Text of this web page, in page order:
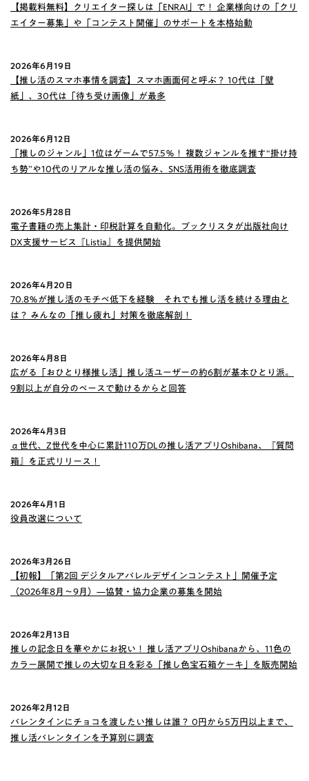
【掲載料無料】クリエイター探しは「ENRAI」で！ 企業様向けの「クリ
エイター募集」や「コンテスト開催」のサポートを本格始動
2026年6月19日
【推し活のスマホ事情を調査】スマホ画面何と呼ぶ？ 10代は「壁
紙」、30代は「待ち受け画像」が最多
2026年6月12日
「推しのジャンル」1位はゲームで57.5％！ 複数ジャンルを推す“掛け持
ち勢”や10代のリアルな推し活の悩み、SNS活用術を徹底調査
2026年5月28日
電子書籍の売上集計・印税計算を自動化。ブックリスタが出版社向け
DX支援サービス『Listia』を提供開始
2026年4月20日
70.8％が推し活のモチベ低下を経験 それでも推し活を続ける理由と
は？ みんなの「推し疲れ」対策を徹底解剖！
2026年4月8日
広がる「おひとり様推し活」推し活ユーザーの約6割が基本ひとり派。
9割以上が自分のペースで動けるからと回答
2026年4月3日
α世代、Z世代を中心に累計110万DLの推し活アプリOshibana、『質問
箱』を正式リリース！
2026年4月1日
役員改選について
2026年3月26日
【初報】「第2回 デジタルアパレルデザインコンテスト」開催予定
（2026年8月〜9月）—協賛・協力企業の募集を開始
2026年2月13日
推しの記念日を華やかにお祝い！ 推し活アプリOshibanaから、11色の
カラー展開で推しの大切な日を彩る「推し色宝石箱ケーキ」を販売開始
2026年2月12日
バレンタインにチョコを渡したい推しは誰？ 0円から5万円以上まで、
推し活バレンタインを予算別に調査